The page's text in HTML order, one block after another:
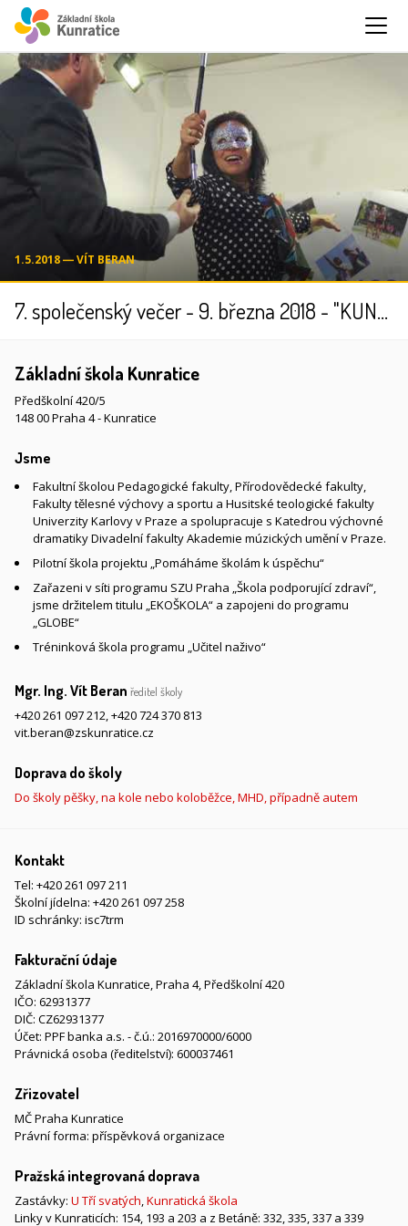
1.5.2018 ― VÍT BERAN
7. společenský večer - 9. března 2018 - "KUNRatický karnEVAL"
Základní škola Kunratice
Předškolní 420/5
148 00 Praha 4 - Kunratice
Jsme
Fakultní školou Pedagogické fakulty, Přírodovědecké fakulty,
Fakulty tělesné výchovy a sportu a Husitské teologické fakulty
Univerzity Karlovy v Praze a spolupracuje s Katedrou výchovné
dramatiky Divadelní fakulty Akademie múzických umění v Praze.
Pilotní škola projektu „Pomáháme školám k úspěchu“
Zařazeni v síti programu SZU Praha „Škola podporující zdraví“,
jsme držitelem titulu „EKOŠKOLA“ a zapojeni do programu
„GLOBE“
Tréninková škola programu „Učitel naživo“
Mgr. Ing. Vít Beran ředitel školy
+420 261 097 212,+420 724 370 813
vit.beran@zskunratice.cz
Doprava do školy
Do školy pěšky, na kole nebo koloběžce, MHD, případně autem
Kontakt
Tel: +420 261 097 211
Školní jídelna: +420 261 097 258
ID schránky: isc7trm
Fakturační údaje
Základní škola Kunratice, Praha 4, Předškolní 420
IČO: 62931377
DIČ: CZ62931377
Účet: PPF banka a.s. - č.ú.: 2016970000/6000
Právnická osoba (ředitelství): 600037461
Zřizovatel
MČ Praha Kunratice
Právní forma: příspěvková organizace
Pražská integrovaná doprava
Zastávky: U Tří svatých,Kunratická škola
Linky v Kunraticích: 154, 193 a 203 a z Betáně: 332, 335, 337 a 339